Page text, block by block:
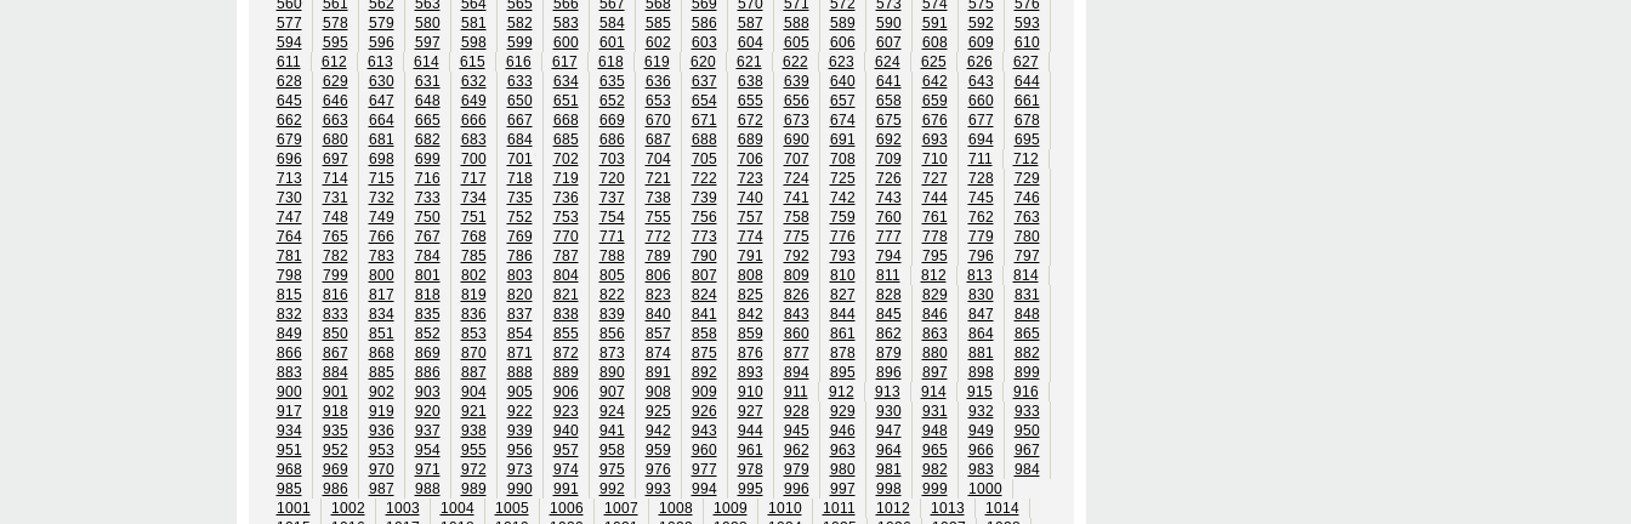
577
578 579 580 581 582 583 584 585 586 587 588 589 590 591 592
593
594
595 596 597 598 599 600 601 602 603 604 605 606 607 608 609
610
611
612 613 614 615 616 617 618 619 620 621 622 623 624 625 626
627
628
629 630 631 632 633 634 635 636 637 638 639 640 641 642 643
644
645
646 647 648 649 650 651 652 653 654 655 656 657 658 659 660
661
662
663 664 665 666 667 668 669 670 671 672 673 674 675 676 677
678
679
680 681 682 683 684 685 686 687 688 689 690 691 692 693 694
695
696
697 698 699 700 701 702 703 704 705 706 707 708 709 710 711
712
713
714 715 716 717 718 719 720 721 722 723 724 725 726 727 728
729
730
731 732 733 734 735 736 737 738 739 740 741 742 743 744 745
746
747
748 749 750 751 752 753 754 755 756 757 758 759 760 761 762
763
764
765 766 767 768 769 770 771 772 773 774 775 776 777 778 779
780
781
782 783 784 785 786 787 788 789 790 791 792 793 794 795 796
797
798
799 800 801 802 803 804 805 806 807 808 809 810 811 812 813
814
815
816 817 818 819 820 821 822 823 824 825 826 827 828 829 830
831
832
833 834 835 836 837 838 839 840 841 842 843 844 845 846 847
848
849
850 851 852 853 854 855 856 857 858 859 860 861 862 863 864
865
866
867 868 869 870 871 872 873 874 875 876 877 878 879 880 881
882
883
884 885 886 887 888 889 890 891 892 893 894 895 896 897 898
899
900
901 902 903 904 905 906 907 908 909 910 911 912 913 914 915
916
917
918 919 920 921 922 923 924 925 926 927 928 929 930 931 932
933
934
935 936 937 938 939 940 941 942 943 944 945 946 947 948 949
950
951
952 953 954 955 956 957 958 959 960 961 962 963 964 965 966
967
968
969 970 971 972 973 974 975 976 977 978 979 980 981 982 983
984
985
986 987 988 989 990 991 992 993 994 995 996 997 998 999
1000
1001
1002 1003 1004 1005 1006 1007 1008 1009 1010 1011 1012 1013
1014